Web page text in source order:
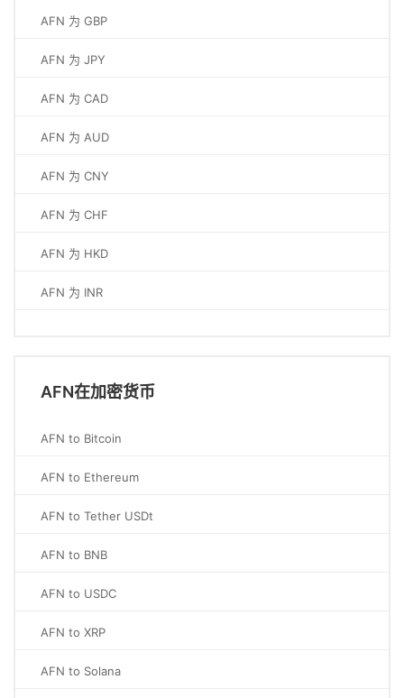
AFN 为 GBP
AFN 为 JPY
AFN 为 CAD
AFN 为 AUD
AFN 为 CNY
AFN 为 CHF
AFN 为 HKD
AFN 为 INR
AFN在加密货币
AFN to Bitcoin
AFN to Ethereum
AFN to Tether USDt
AFN to BNB
AFN to USDC
AFN to XRP
AFN to Solana